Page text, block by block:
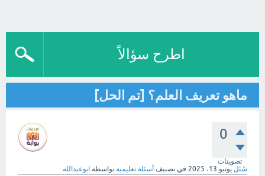
اطرح سؤالاً
ماهو تعريف العلم؟ [تم الحل]
0
تصويتات
سُئل يونيو 13، 2025 في تصنيف أسئلة تعليمية بواسطة ابوعبدالله